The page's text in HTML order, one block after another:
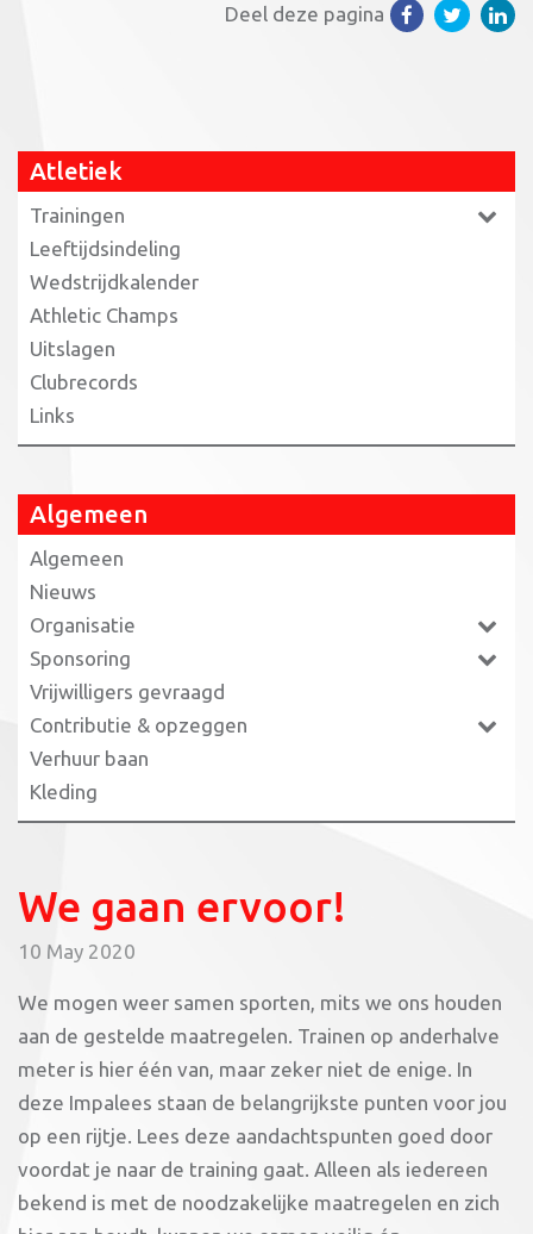
Deel deze pagina
Atletiek
Trainingen
Leeftijdsindeling
Wedstrijdkalender
Athletic Champs
Uitslagen
Clubrecords
Links
Algemeen
Algemeen
Nieuws
Organisatie
Sponsoring
Vrijwilligers gevraagd
Contributie & opzeggen
Verhuur baan
Kleding
We gaan ervoor!
10 May 2020
We mogen weer samen sporten, mits we ons houden
aan de gestelde maatregelen. Trainen op anderhalve
meter is hier één van, maar zeker niet de enige. In
deze Impalees staan de belangrijkste punten voor jou
op een rijtje. Lees deze aandachtspunten goed door
voordat je naar de training gaat. Alleen als iedereen
bekend is met de noodzakelijke maatregelen en zich